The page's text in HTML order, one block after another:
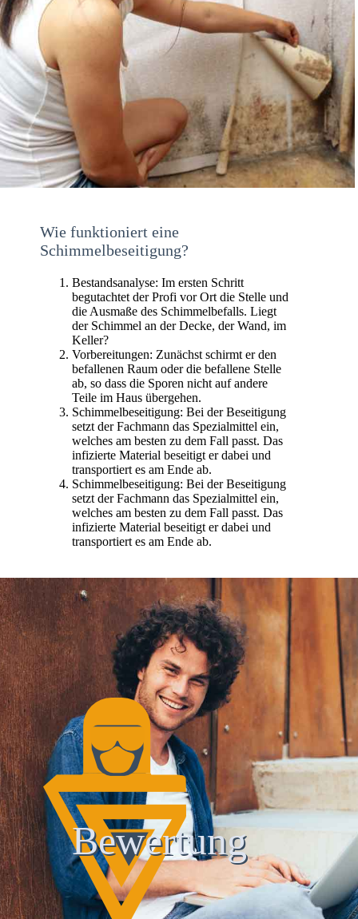
Wie funktioniert eine
Schimmelbeseitigung?
Bestandsanalyse: Im ersten Schritt
begutachtet der Profi vor Ort die Stelle und
die Ausmaße des Schimmelbefalls. Liegt
der Schimmel an der Decke, der Wand, im
Keller?
Vorbereitungen: Zunächst schirmt er den
befallenen Raum oder die befallene Stelle
ab, so dass die Sporen nicht auf andere
Teile im Haus übergehen.
Schimmelbeseitigung: Bei der Beseitigung
setzt der Fachmann das Spezialmittel ein,
welches am besten zu dem Fall passt. Das
infizierte Material beseitigt er dabei und
transportiert es am Ende ab.
Schimmelbeseitigung: Bei der Beseitigung
setzt der Fachmann das Spezialmittel ein,
welches am besten zu dem Fall passt. Das
infizierte Material beseitigt er dabei und
transportiert es am Ende ab.
Bewertung